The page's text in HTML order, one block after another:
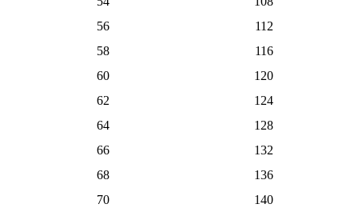
56
112
58
116
60
120
62
124
64
128
66
132
68
136
70
140